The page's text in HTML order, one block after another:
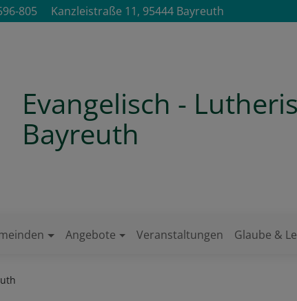
805 Kanzleistraße 11, 95444 Bayreuth
Evangelisch -
Bayreuth
Angebote Veranstaltungen Glaube &